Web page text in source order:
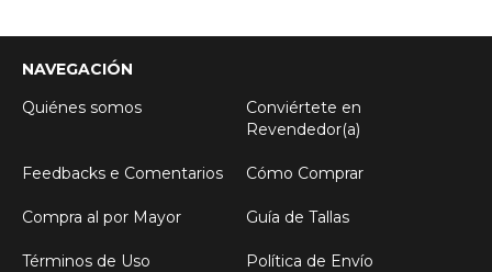
NAVEGACIÓN
Quiénes somos
Conviértete en
Revendedor(a)
Feedbacks e Comentarios Cómo Comprar
Compra al por Mayor Guía de Tallas
Términos de Uso Política de Envío